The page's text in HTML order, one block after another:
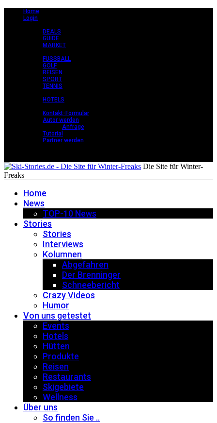
Home
Login
DEALS
GUIDE
MARKET
FUSSBALL
GOLF
REISEN
SPORT
TENNIS
HOTELS
Kontakt-Formular
Autor werden
Anfrage
Tutorial
Partner werden
Die Site für Winter-
Freaks
Home
News
TOP-10 News
Stories
Stories
Interviews
Kolumnen
Abgefahren
Der Brenninger
Schneebericht
Crazy Videos
Humor
Von uns getestet
Events
Hotels
Hütten
Produkte
Reisen
Restaurants
Skigebiete
Wellness
Über uns
So finden Sie ..